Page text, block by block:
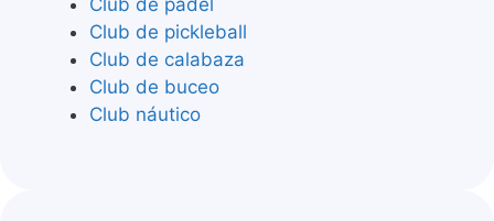
Club de pádel
Club de pickleball
Club de calabaza
Club de buceo
Club náutico